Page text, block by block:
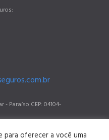
- Paraíso CEP: 04104-
- Barro Preto CEP:
oferecer a você uma